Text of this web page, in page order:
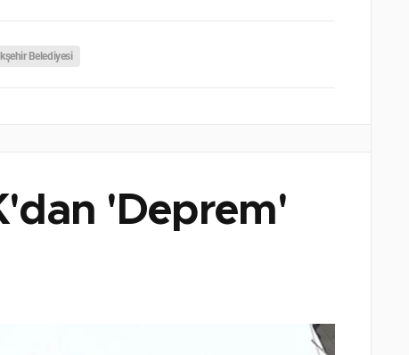
Belediyesi
'Deprem'